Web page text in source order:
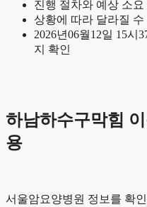
진행 절차와 예상 소요
상황에 따라 달라질 수
2026년06월12일 15시
지 확인
하남하수구막힘
용
서울암요양병원 정보를 확